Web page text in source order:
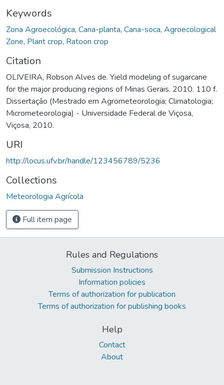
Keywords
Zona Agroecológica, Cana-planta, Cana-soca, Agroecological
Zone, Plant crop, Ratoon crop
Citation
OLIVEIRA, Robson Alves de. Yield modeling of sugarcane
for the major producing regions of Minas Gerais. 2010. 110 f.
Dissertação (Mestrado em Agrometeorologia; Climatologia;
Micrometeorologia) - Universidade Federal de Viçosa,
Viçosa, 2010.
URI
http://locus.ufv.br/handle/123456789/5236
Collections
Meteorologia Agrícola
Full item page
Rules and Regulations
Submission Instructions
Information policies
Terms of authorization for publication
Terms of authorization for publishing books
Help
Contact
About